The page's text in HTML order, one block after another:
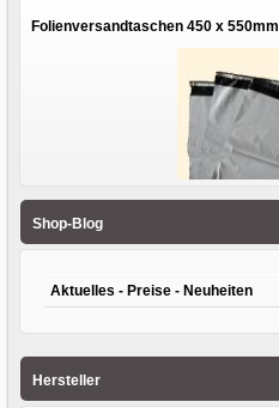
Folienversandtaschen 450 x 550mm
Shop-Blog
Aktuelles - Preise - Neuheiten
Hersteller